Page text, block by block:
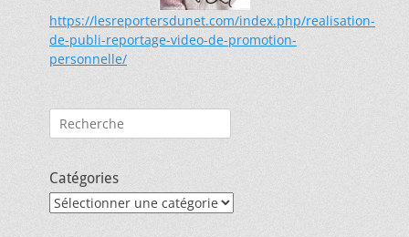
https://lesreportersdunet.com/index.php/realisation-
de-publi-reportage-video-de-promotion-
personnelle/
Rechercher :
Catégories
Catégories